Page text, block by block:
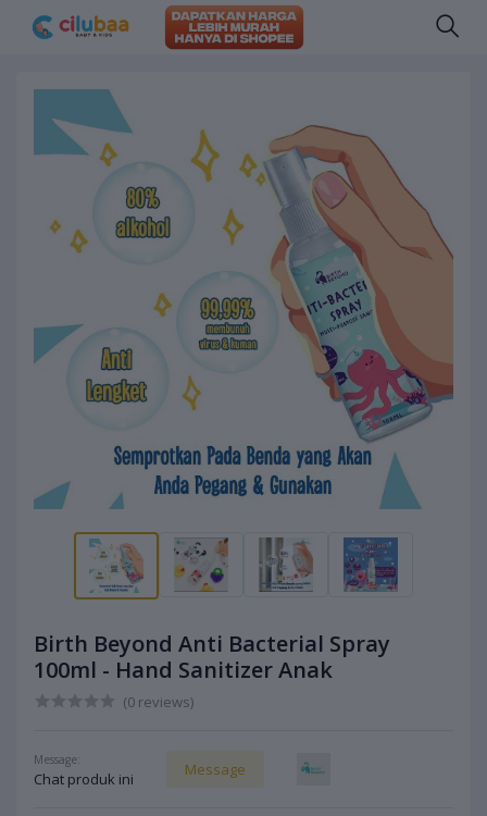
Birth Beyond Anti Bacterial Spray
100ml - Hand Sanitizer Anak
(0 reviews)
Message:
Chat produk ini
Message